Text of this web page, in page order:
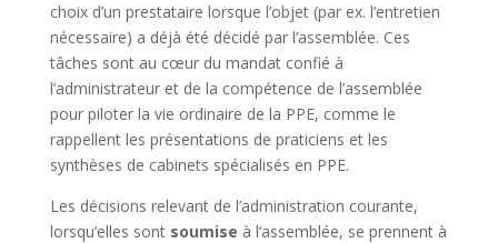
choix d’un prestataire lorsque l’objet (par ex. l’entretien
nécessaire) a déjà été décidé par l’assemblée. Ces
tâches sont au cœur du mandat confié à
l’administrateur et de la compétence de l’assemblée
pour piloter la vie ordinaire de la PPE, comme le
rappellent les présentations de praticiens et les
synthèses de cabinets spécialisés en PPE.
Les décisions relevant de l’administration courante,
lorsqu’elles sont soumise à l’assemblée, se prennent à